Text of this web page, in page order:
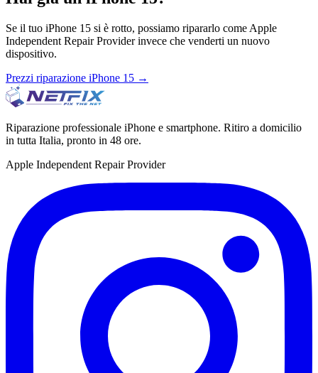
Se il tuo iPhone 15 si è rotto, possiamo ripararlo come Apple
Independent Repair Provider invece che venderti un nuovo
dispositivo.
Prezzi riparazione iPhone 15 →
Riparazione professionale iPhone e smartphone. Ritiro a domicilio
in tutta Italia, pronto in 48 ore.
Apple Independent Repair Provider